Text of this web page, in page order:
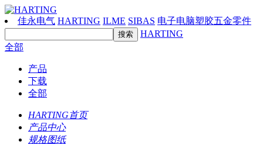
佳永电气 HARTING ILME SIBAS 电子电脑塑胶五金零件
HARTING
全部
产品
下载
全部
HARTING首页
产品中心
规格图纸